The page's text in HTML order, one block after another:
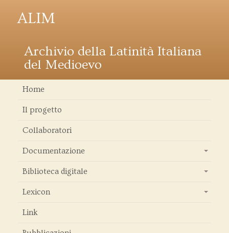
ALIM
Archivio della Latinità Italiana
del Medioevo
Home
Il progetto
Collaboratori
Documentazione
Biblioteca digitale
Lexicon
Link